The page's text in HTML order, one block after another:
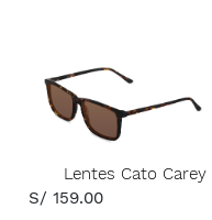
Lentes Cato Carey
S/ 159.00